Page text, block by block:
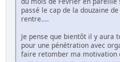
passé le cap de la douzaine
rentre....
Je pense que bientôt il y aura
pour une pénétration avec
faire retomber ma motivation